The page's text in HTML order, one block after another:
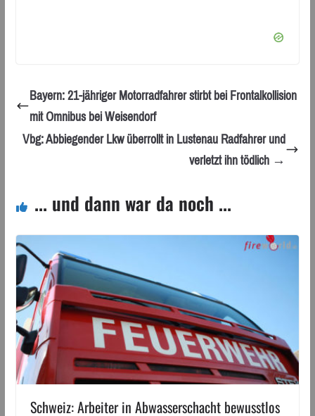
Bayern: 21-jähriger Motorradfahrer stirbt bei Frontalkollision
mit Omnibus bei Weisendorf
Vbg: Abbiegender Lkw überrollt in Lustenau Radfahrer und
verletzt ihn tödlich →
... und dann war da noch ...
Schweiz: Arbeiter in Abwasserschacht bewusstlos